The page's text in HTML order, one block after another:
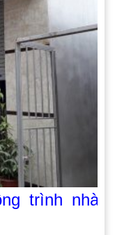
trình nhà